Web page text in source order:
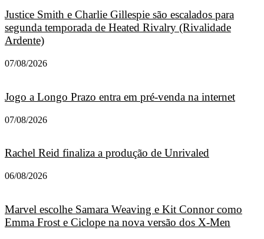
Justice Smith e Charlie Gillespie são escalados para
segunda temporada de Heated Rivalry (Rivalidade
Ardente)
07/08/2026
Jogo a Longo Prazo entra em pré-venda na internet
07/08/2026
Rachel Reid finaliza a produção de Unrivaled
06/08/2026
Marvel escolhe Samara Weaving e Kit Connor como
Emma Frost e Ciclope na nova versão dos X-Men